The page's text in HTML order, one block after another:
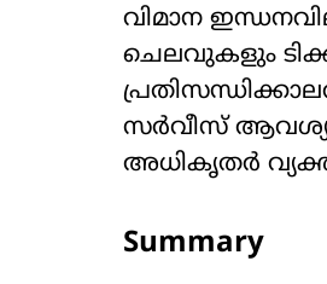
വിമാന
ചെലവുകളും
സര്‍വീസ്
അധികൃതര്‍
Summary